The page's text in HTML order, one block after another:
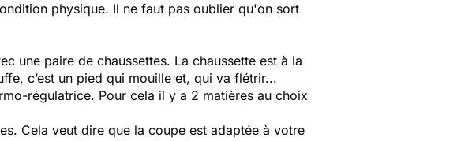
physique. Il ne faut pas oublier qu'on sort
une paire de chaussettes. La chaussette est à la
c’est un pied qui mouille et, qui va flétrir...
régulatrice. Pour cela il y a 2 matières au choix
Cela veut dire que la coupe est adaptée à votre